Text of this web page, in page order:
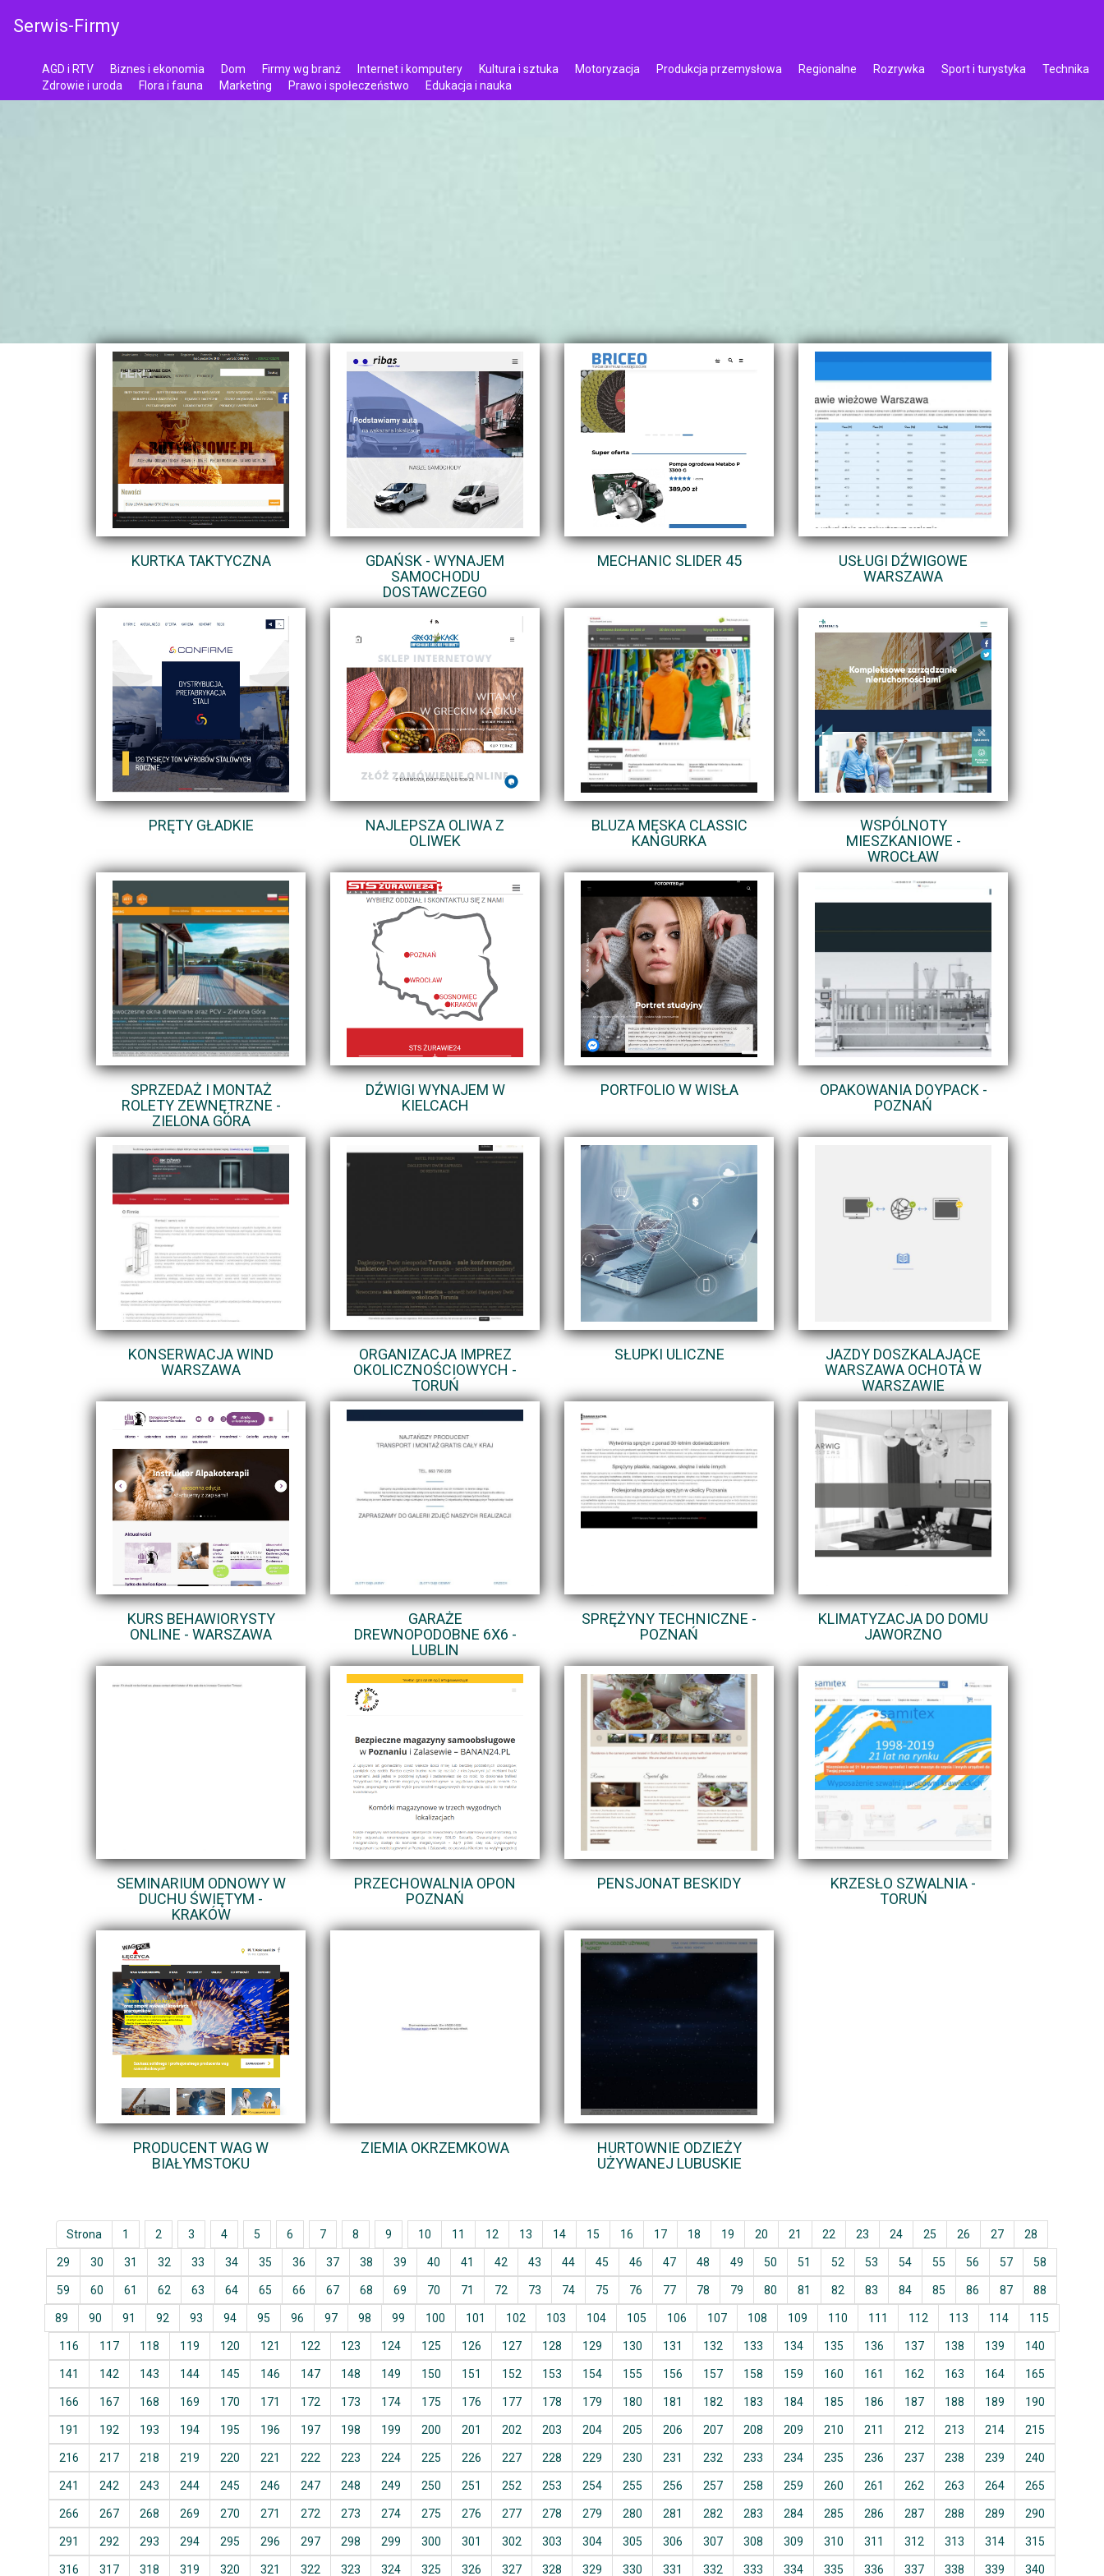
Serwis-Firmy
AGD i RTV Biznes i ekonomia Dom Firmy wg branż Internet i komputery Kultura i sztuka Motoryzacja Produkcja przemysłowa Regionalne Rozrywka Sport i turystyka
Technika
Zdrowie i uroda
Flora i fauna Marketing Prawo i społeczeństwo Edukacja i nauka
KURTKA TAKTYCZNA
GDAŃSK - WYNAJEM
SAMOCHODU
DOSTAWCZEGO
MECHANIC SLIDER 45
USŁUGI DŹWIGOWE
WARSZAWA
PRĘTY GŁADKIE
NAJLEPSZA OLIWA Z
OLIWEK
BLUZA MĘSKA CLASSIC
KANGURKA
WSPÓLNOTY
MIESZKANIOWE -
WROCŁAW
SPRZEDAŻ I MONTAŻ
ROLETY ZEWNĘTRZNE -
ZIELONA GÓRA
DŹWIGI WYNAJEM W
KIELCACH
PORTFOLIO W WISŁA
OPAKOWANIA DOYPACK -
POZNAŃ
KONSERWACJA WIND
WARSZAWA
ORGANIZACJA IMPREZ
OKOLICZNOŚCIOWYCH -
TORUŃ
SŁUPKI ULICZNE
JAZDY DOSZKALAJĄCE
WARSZAWA OCHOTA W
WARSZAWIE
KURS BEHAWIORYSTY
ONLINE - WARSZAWA
GARAŻE
DREWNOPODOBNE 6X6 -
LUBLIN
SPRĘŻYNY TECHNICZNE -
POZNAŃ
KLIMATYZACJA DO DOMU
JAWORZNO
SEMINARIUM ODNOWY W
DUCHU ŚWIĘTYM -
KRAKÓW
PRZECHOWALNIA OPON
POZNAŃ
PENSJONAT BESKIDY
KRZESŁO SZWALNIA -
TORUŃ
PRODUCENT WAG W
BIAŁYMSTOKU
ZIEMIA OKRZEMKOWA
HURTOWNIE ODZIEŻY
UŻYWANEJ LUBUSKIE
Strona 1 2 3 4 5 6 7 8 9 10 11 12 13 14 15 16 17 18 19 20 21 22 23 24 25 26 27 28
29 30 31 32 33 34 35 36 37 38 39 40 41 42 43 44 45 46 47 48 49 50 51 52 53 54 55 56 57 58
59 60 61 62 63 64 65 66 67 68 69 70 71 72 73 74 75 76 77 78 79 80 81 82 83 84 85 86 87 88
89 90 91 92 93 94 95 96 97 98 99 100 101 102 103 104 105 106 107 108 109 110 111 112 113 114 115
116 117 118 119 120 121 122 123 124 125 126 127 128 129 130 131 132 133 134 135 136 137 138 139 140
141 142 143 144 145 146 147 148 149 150 151 152 153 154 155 156 157 158 159 160 161 162 163 164 165
166 167 168 169 170 171 172 173 174 175 176 177 178 179 180 181 182 183 184 185 186 187 188 189 190
191 192 193 194 195 196 197 198 199 200 201 202 203 204 205 206 207 208 209 210 211 212 213 214 215
216 217 218 219 220 221 222 223 224 225 226 227 228 229 230 231 232 233 234 235 236 237 238 239 240
241 242 243 244 245 246 247 248 249 250 251 252 253 254 255 256 257 258 259 260 261 262 263 264 265
266 267 268 269 270 271 272 273 274 275 276 277 278 279 280 281 282 283 284 285 286 287 288 289 290
291 292 293 294 295 296 297 298 299 300 301 302 303 304 305 306 307 308 309 310 311 312 313 314 315
316 317 318 319 320 321 322 323 324 325 326 327 328 329 330 331 332 333 334 335 336 337 338 339 340